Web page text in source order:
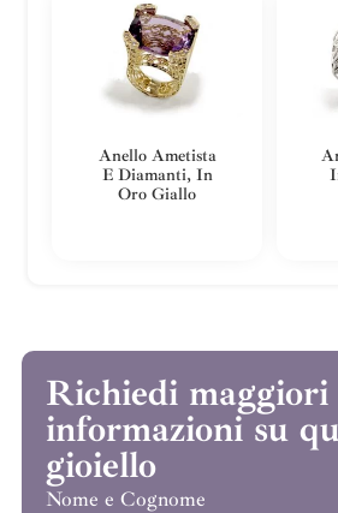
Anello Ametista
E Diamanti, In
Oro Giallo
Richiedi maggiori
informazioni su
gioiello
Nome e Cognome